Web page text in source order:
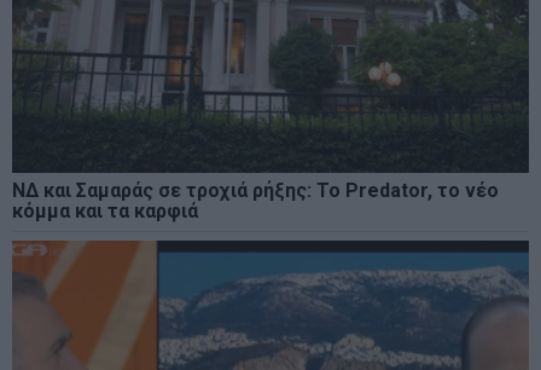
ΝΔ και Σαμαράς σε τροχιά ρήξης: Το Predator, το νέο
κόμμα και τα καρφιά